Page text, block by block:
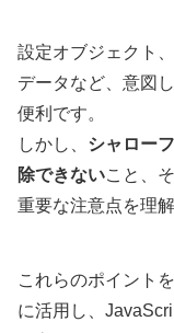
設定オブジェクト
データなど、意図
便利です。
しかし、 シャロー
除できないこと、
重要な注意点を理
これらのポイントを
に活用し、